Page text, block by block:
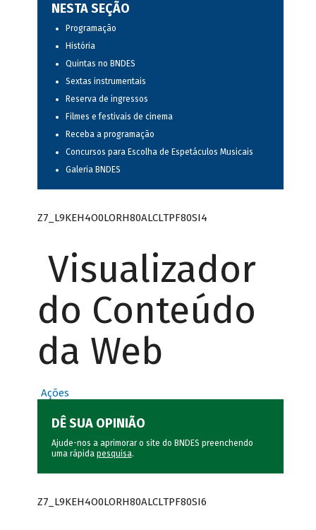
NESTA SEÇÃO
Programação
História
Quintas no BNDES
Sextas instrumentais
Reserva de ingressos
Filmes e festivais de cinema
Receba a programação
Concursos para Escolha de Espetáculos Musicais
Galeria BNDES
Z7_L9KEH4O0LORH80ALCLTPF80SI4
Visualizador
do Conteúdo
da Web
Ações
DÊ SUA OPINIÃO
Ajude-nos a aprimorar o site do BNDES preenchendo
uma rápida pesquisa.
Z7_L9KEH4O0LORH80ALCLTPF80SI6